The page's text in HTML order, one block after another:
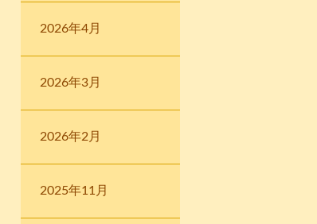
2026年4月
2026年3月
2026年2月
2025年11月